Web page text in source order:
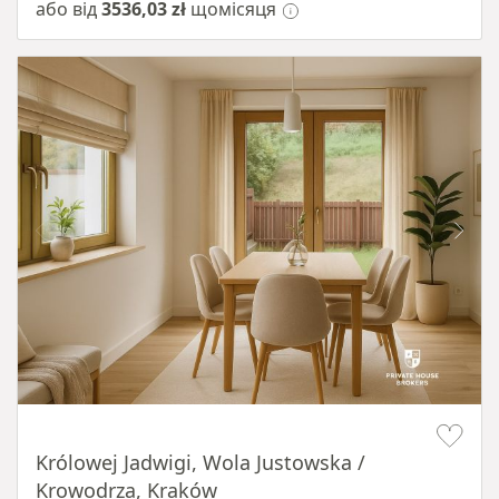
або від3536,03 zł щомісяця
Królowej Jadwigi, Wola Justowska /
Krowodrza, Kraków